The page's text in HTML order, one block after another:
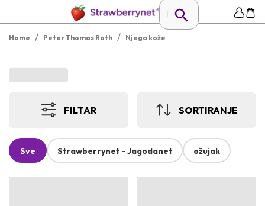
Home / Peter Thomas Roth / Njega kože
FILTAR SORTIRANJE
Sve Strawberrynet - Jagodanet ožujak